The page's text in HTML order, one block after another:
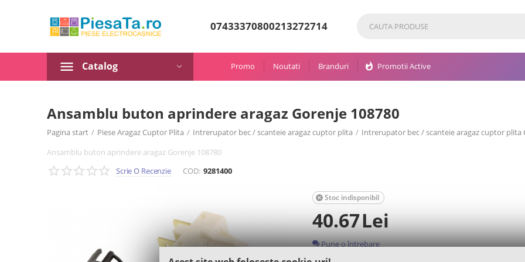
07433370800213272714
Catalog Promo Noutati Branduri whatshot Promotii Active
Ansamblu buton aprindere aragaz Gorenje 108780
Pagina start / Piese Aragaz Cuptor Plita / Intrerupator bec / scanteie aragaz cuptor plita / Intrerupator bec / scanteie aragaz cuptor plita
Ansamblu buton aprindere aragaz Gorenje 108780
Scrie O Recenzie
COD: 9281400
Stoc indisponibil

40.67Lei
Pune o întrebare